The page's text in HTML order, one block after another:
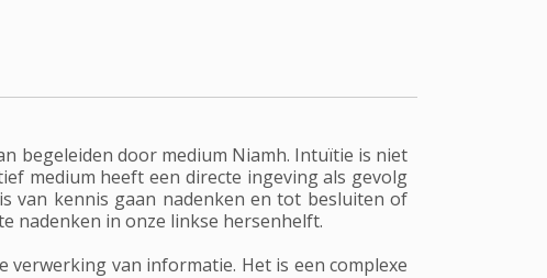
begeleiden door medium Niamh. Intuïtie is niet
medium heeft een directe ingeving als gevolg
van kennis gaan nadenken en tot besluiten of
nadenken in onze linkse hersenhelft.
van informatie. Het is een complexe